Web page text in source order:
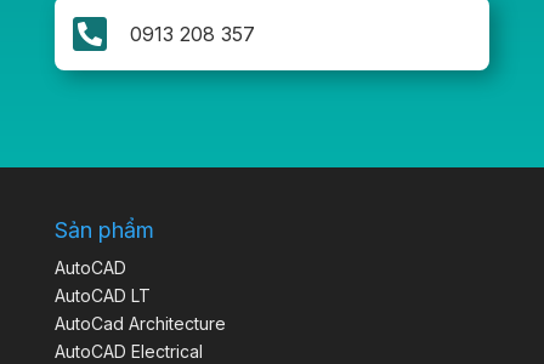
 0913 208 357
Sản phẩm
AutoCAD
AutoCAD LT
AutoCad Architecture
AutoCAD Electrical